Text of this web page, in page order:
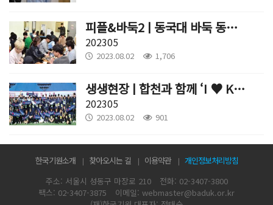
피플&바둑2 | 동국대 바둑 동아리 ‘핫하다 핫해!’
202305
2023.08.02 1,706
생생현장 | 합천과 함께 ‘I ♥ KB리그'
202305
2023.08.02 901
한국기원소개 찾아오시는 길 이용약관
개인정보처리방침
주소: 서울시 성동구 마장로 210
전화: 02-3407-3800
팩스: 02-3407-3875
이메일: webmaster@baduk.or.kr